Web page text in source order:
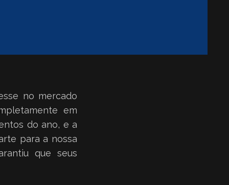
no mercado
em
do ano, e a
para a nossa
que seus